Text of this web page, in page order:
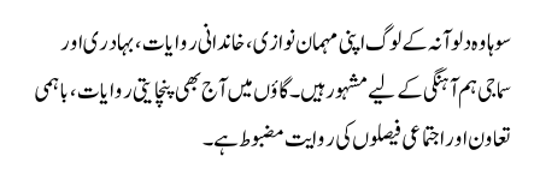
سوہاوہ دلوآنہ کے لوگ اپنی مہمان نوازی، خاندانی روایات، بہادری اور
سماجی ہم آہنگی کے لیے مشہور ہیں۔ گاؤں میں آج بھی پنچایتی روایات، باہمی
تعاون اور اجتماعی فیصلوں کی روایت مضبوط ہے۔